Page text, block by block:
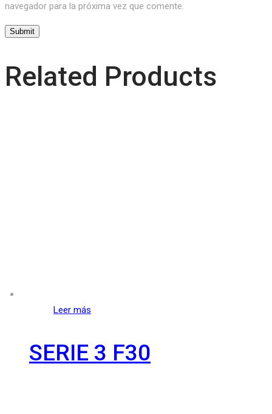
navegador para la próxima vez que comente.
Related Products
Leer más
SERIE 3 F30